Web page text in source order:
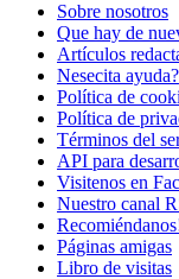
Sobre nosotros
Que hay de
Artículos
Nesecita ayuda?
Política de
Política de
Términos del
API para
Visitenos en
Nuestro canal
Páginas amigas
Libro de visitas